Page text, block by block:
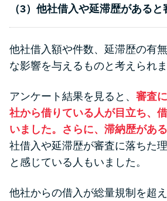
（3）他社借入や延滞歴がある
他社借入額や件数、延滞歴の有
な影響を与えるものと考えられま
アンケート結果を見ると、 審査
社から借りている人が目立ち、
いました。さらに、滞納歴があ
社借入や延滞歴が審査に落ちた
と感じている人もいました。
他社からの借入が総量規制を超